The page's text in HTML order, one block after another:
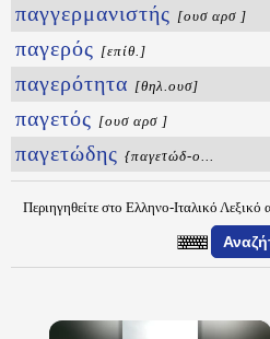
παγγερμανιστής [ουσ αρσ ]
παγερός [επίθ.]
παγερότητα [θηλ.ουσ]
παγετός [ουσ αρσ ]
παγετώδης {παγετώδ-ο...
Περιηγηθείτε στο Ελληνο-Ιταλικό Λεξικό
×